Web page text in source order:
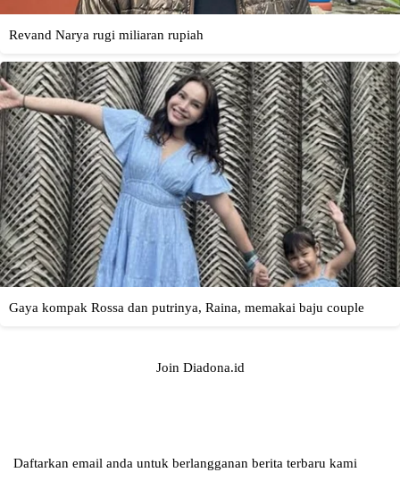
Join Diadona.id
Daftarkan email anda untuk berlangganan berita terbaru kami